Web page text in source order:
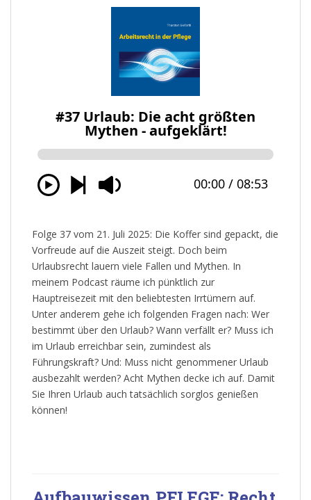
Folge 37 vom 21. Juli 2025: Die Koffer sind gepackt, die
Vorfreude auf die Auszeit steigt. Doch beim
Urlaubsrecht lauern viele Fallen und Mythen. In
meinem Podcast räume ich pünktlich zur
Hauptreisezeit mit den beliebtesten Irrtümern auf.
Unter anderem gehe ich folgenden Fragen nach: Wer
bestimmt über den Urlaub? Wann verfällt er? Muss ich
im Urlaub erreichbar sein, zumindest als
Führungskraft? Und: Muss nicht genommener Urlaub
ausbezahlt werden? Acht Mythen decke ich auf. Damit
Sie Ihren Urlaub auch tatsächlich sorglos genießen
können!